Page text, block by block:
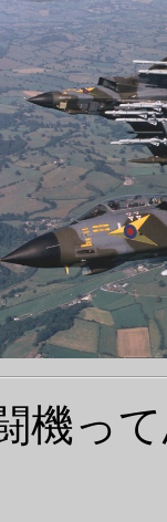
機っ